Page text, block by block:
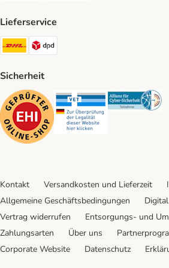
Lieferservice
DHL Shipping Method
Sicherheit
Security Security
Kontakt Versandkosten und Lieferzeit
Allgemeine Geschäftsbedingungen
Vertrag widerrufen
Entsorgungs- und
Zahlungsarten
Über uns
Corporate Website
Datenschutz